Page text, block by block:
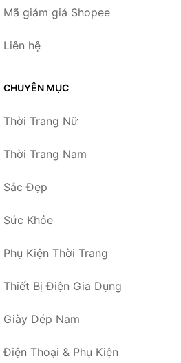
Mã giảm giá Shopee
Liên hệ
CHUYÊN MỤC
Thời Trang Nữ
Thời Trang Nam
Sắc Đẹp
Sức Khỏe
Phụ Kiện Thời Trang
Thiết Bị Điện Gia Dụng
Giày Dép Nam
Điện Thoại & Phụ Kiện